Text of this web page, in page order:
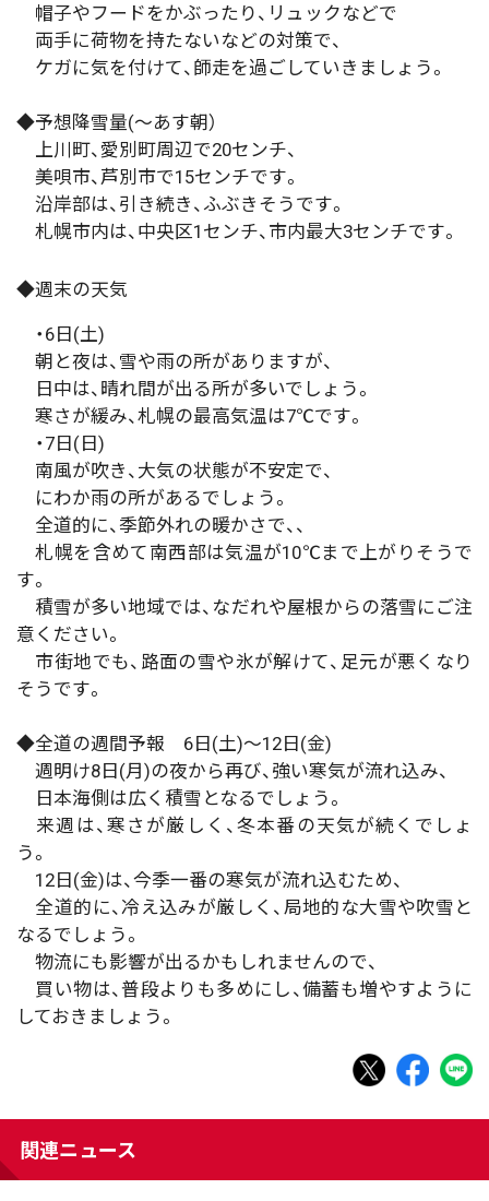
帽子やフードをかぶったり、リュックなどで
両手に荷物を持たないなどの対策で、
ケガに気を付けて、師走を過ごしていきましょう。
◆予想降雪量(～あす朝）
上川町、愛別町周辺で20センチ、
美唄市、芦別市で15センチです。
沿岸部は、引き続き、ふぶきそうです。
札幌市内は、中央区1センチ、市内最大3センチです。
◆週末の天気
・6日(土)
朝と夜は、雪や雨の所がありますが、
日中は、晴れ間が出る所が多いでしょう。
寒さが緩み、札幌の最高気温は7℃です。
・7日(日)
南風が吹き、大気の状態が不安定で、
にわか雨の所があるでしょう。
全道的に、季節外れの暖かさで、、
札幌を含めて南西部は気温が10℃まで上がりそうで
す。
積雪が多い地域では、なだれや屋根からの落雪にご注
意ください。
市街地でも、路面の雪や氷が解けて、足元が悪くなり
そうです。
◆全道の週間予報 6日(土)～12日(金)
週明け8日(月)の夜から再び、強い寒気が流れ込み、
日本海側は広く積雪となるでしょう。
来週は、寒さが厳しく、冬本番の天気が続くでしょ
う。
12日(金)は、今季一番の寒気が流れ込むため、
全道的に、冷え込みが厳しく、局地的な大雪や吹雪と
なるでしょう。
物流にも影響が出るかもしれませんので、
買い物は、普段よりも多めにし、備蓄も増やすように
しておきましょう。
関連ニュース